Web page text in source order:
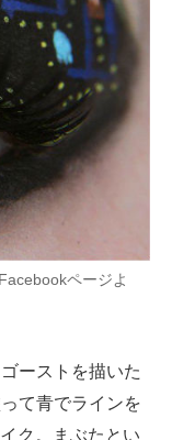
ページよ
ーストを描いた
て青でラインを
ク。まぶたとい